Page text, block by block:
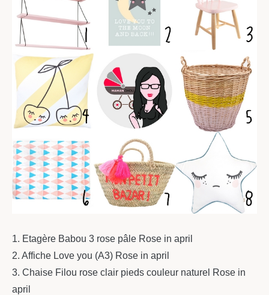
1. Etagère Babou 3 rose pâle Rose in april
2. Affiche Love you (A3) Rose in april
3. Chaise Filou rose clair pieds couleur naturel Rose in
april